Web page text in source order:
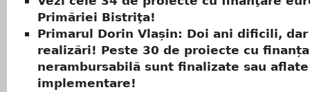
Primăriei Bistriţa!
Primarul Dorin Vlașin: Doi ani dificili,
realizări! Peste 30 de proiecte cu
nerambursabilă sunt finalizate sau
implementare!